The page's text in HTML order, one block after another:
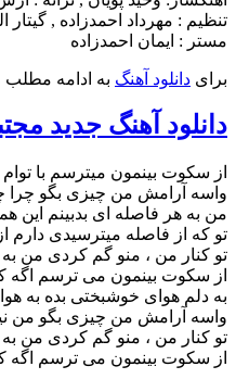
تنظیم : مهرداد احمدزاده ,
مستر : ایمان احمدزاده
برای دانلود آهنگ به ادامه
دانلود آهنگ جدید
از سکوت بینمون میترسم با توام
واسه آرامش من چیزی بگو چرا
من به هر فاصله ای بدبینم این
تو که از فاصله میترسیدی دارم
تو کنار من ، منو گم کردی من به
از سکوت بینمون می ترسم اگه
به دلم هوای خوشبختی بده به
واسه آرامش من چیزی بگو من
تو کنار من ، منو گم کردی من به
از سکوت بینمون می ترسم اگه